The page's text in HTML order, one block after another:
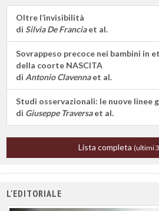
Oltre l’invisibilità
di Silvia De Franciaet al.
Sovrappeso precoce nei bambini in
della coorte NASCITA
di Antonio Clavennaet al.
Studi osservazionali: le nuove linee
di Giuseppe Traversaet al.
Lista completa (ultimi
L'EDITORIALE